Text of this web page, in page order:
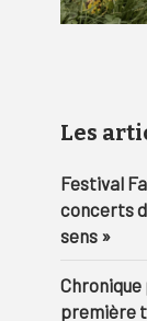
Les
Festival
concerts
sens »
Chronique
première